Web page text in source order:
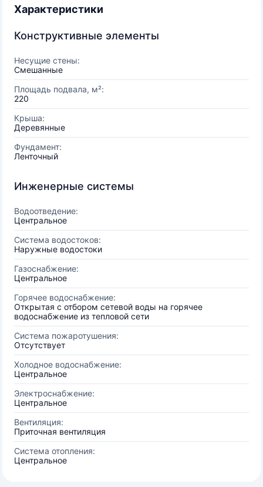
Характеристики
Конструктивные элементы
Несущие стены:
Смешанные
Площадь подвала, м²:
220
Крыша:
Деревянные
Фундамент:
Ленточный
Инженерные системы
Водоотведение:
Центральное
Система водостоков:
Наружные водостоки
Газоснабжение:
Центральное
Горячее водоснабжение:
Открытая с отбором сетевой воды на горячее
водоснабжение из тепловой сети
Система пожаротушения:
Отсутствует
Холодное водоснабжение:
Центральное
Электроснабжение:
Центральное
Вентиляция:
Приточная вентиляция
Система отопления:
Центральное